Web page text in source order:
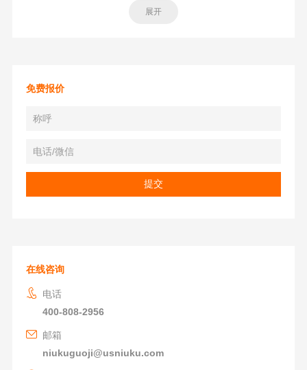
展开
免费报价
在线咨询
电话
400-808-2956
邮箱
niukuguoji@usniuku.com